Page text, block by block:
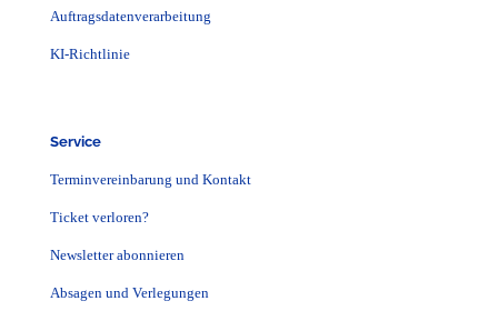
Auftragsdatenverarbeitung
KI-Richtlinie
Service
Terminvereinbarung und Kontakt
Ticket verloren?
Newsletter abonnieren
Absagen und Verlegungen